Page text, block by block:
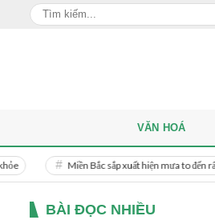
Miền Bắc sắp xuất hiện mưa to đến rất to
VĂN HOÁ
BÀI ĐỌC NHIỀU